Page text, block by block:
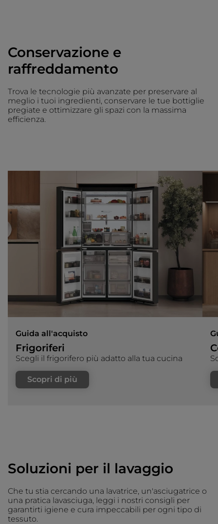
Conservazione e
raffreddamento
Trova le tecnologie più avanzate per preservare al
meglio i tuoi ingredienti, conservare le tue bottiglie
pregiate e ottimizzare gli spazi con la massima
efficienza.
Guida all'acquisto
Frigoriferi
Scegli il frigorifero più adatto alla tua cucina
Scopri di più
Soluzioni per il lavaggio
Che tu stia cercando una lavatrice, un'asciugatrice o
una pratica lavasciuga, leggi i nostri consigli per
garantirti igiene e cura impeccabili per ogni tipo di
tessuto.